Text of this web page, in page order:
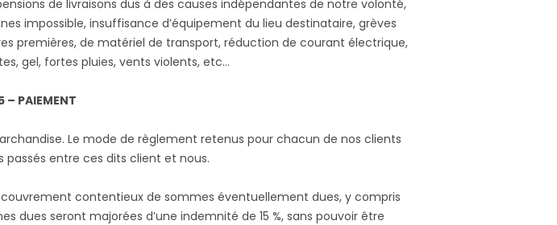
de livraisons dus à des causes indépendantes de notre volonté,
impossible, insuffisance d’équipement du lieu destinataire, grèves
premières, de matériel de transport, réduction de courant électrique,
gel, fortes pluies, vents violents, etc…
PAIEMENT
Le mode de règlement retenus pour chacun de nos clients
passés entre ces dits client et nous.
contentieux de sommes éventuellement dues, y compris
dues seront majorées d’une indemnité de 15 %, sans pouvoir être